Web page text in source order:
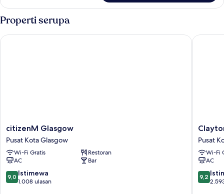
43
Studio
Room
King
Properti serupa
citizenM
Glasgow
Pusat
Kota
Glasgow
citizenM Glasgow
Pusat Kota Glasgow
Wi-Fi Gratis
Restoran
AC
Bar
9.0
dari
9,0 Istimewa
1.008 ulasan
citizenM Glasgow
Clayton
Hotel
Pusat
Kota
Pusat
Wi-Fi
AC
9.2
dari
9,2
Clayton